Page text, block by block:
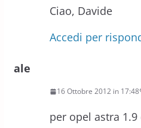
Ciao, Davide
Accedi per
ale
16 Ottobre 2012 in 17:48
per opel astra